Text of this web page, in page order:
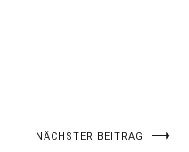
NÄCHSTER BEITRAG